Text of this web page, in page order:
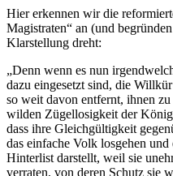
Hier erkennen wir die
Magistraten“ an (und
Klarstellung dreht:
„Denn wenn es nun
dazu eingesetzt sind, die
so weit davon entfernt, ihnen
wilden Zügellosigkeit der
dass ihre Gleichgültigkeit
das einfache Volk losgehen
Hinterlist darstellt, weil sie
verraten, von deren Schutz sie